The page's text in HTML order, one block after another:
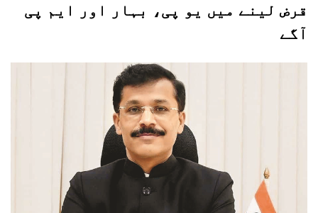
قرض لینے میں یو پی، بہار اور ایم پی
آگے